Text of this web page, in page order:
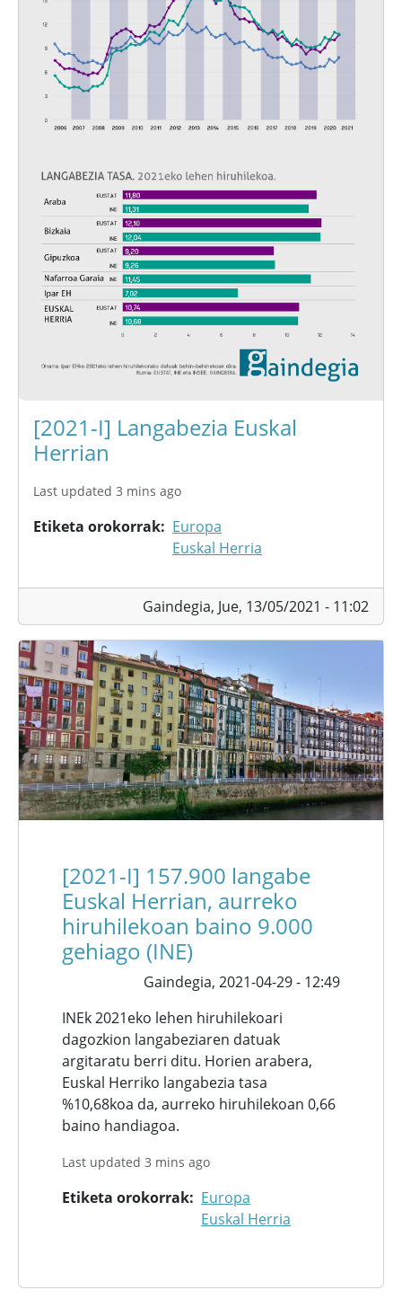
[2021-I] Langabezia Euskal
Herrian
Last updated 3 mins ago
Etiketa orokorrak
Europa
Euskal Herria
Gaindegia, Jue, 13/05/2021 - 11:02
[2021-I] 157.900 langabe
Euskal Herrian, aurreko
hiruhilekoan baino 9.000
gehiago (INE)
Gaindegia, 2021-04-29 - 12:49
INEk 2021eko lehen hiruhilekoari
dagozkion langabeziaren datuak
argitaratu berri ditu. Horien arabera,
Euskal Herriko langabezia tasa
%10,68koa da, aurreko hiruhilekoan 0,66
baino handiagoa.
Last updated 3 mins ago
Etiketa orokorrak
Europa
Euskal Herria